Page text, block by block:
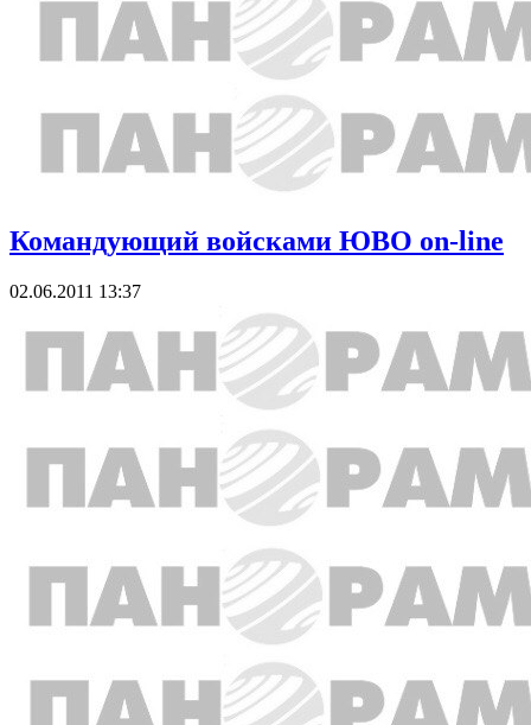
Командующий войсками ЮВО on-line
02.06.2011 13:37